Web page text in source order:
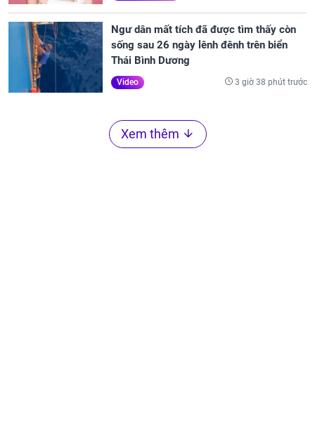
Ngư dân mất tích đã được tìm thấy còn
sống sau 26 ngày lênh đênh trên biển
Thái Bình Dương
Video 3 giờ 38 phút trước
Xem thêm